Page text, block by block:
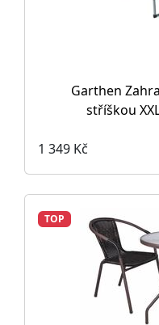
Garthen
stříškou
1 349 Kč
TOP